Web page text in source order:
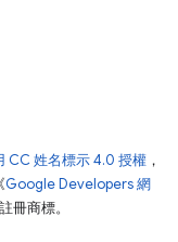
CC 姓名標示 4.0 授權 ，
Google Developers 網
冊商標。